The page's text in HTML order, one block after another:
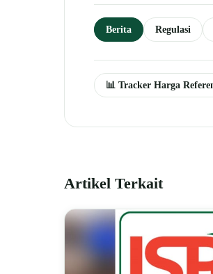
Berita Regulasi
📊 Tracker Harga
Artikel Terkait